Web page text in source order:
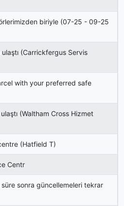
biriyle (07-25 - 09-25
(Carrickfergus Servis
with your preferred safe
(Waltham Cross Hizmet
(Hatfield T)
Centr
süre sonra güncellemeleri tekrar